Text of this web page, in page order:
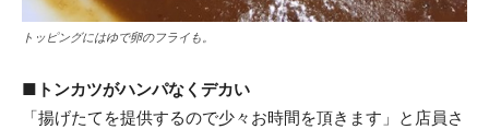
トッピングにはゆで卵のフライも。
■トンカツがハンパなくデカい
「揚げたてを提供するので少々お時間を頂きます」と店員さ